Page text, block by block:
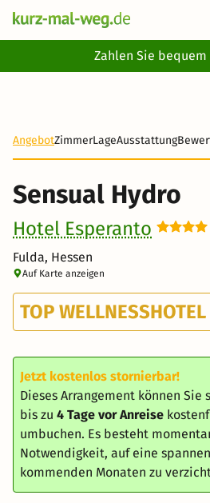
Zahlen Sie
AngebotZimmerLageAusstattung
Sensual Hydro
Hotel Esperanto
Fulda, Hessen
Auf Karte anzeigen
TOP WELLNESSHOTEL
Jetzt kostenlos stornierbar!
Dieses Arrangement können Sie
bis zu 4 Tage vor Anreise
umbuchen. Es besteht
Notwendigkeit, auf eine
kommenden Monaten zu